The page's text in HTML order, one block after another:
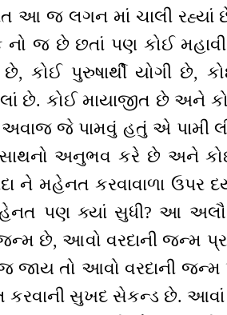
આ જ લગન માં ચાલી
જ છે છતાં પણ કોઈ
કોઈ પુરુષાર્થી યોગી છે,
છે. કોઈ માયાજીત છે અને
જે પામવું હતું એ પામી
અનુભવ કરે છે અને કોઈ
ને મહેનત કરવાવાળા ઉપર
પણ ક્યાં સુધી? આ
જન્મ છે, આવો વરદાની જન્મ
જાય તો આવો વરદાની જન્મ
કરવાની સુખદ સેકન્ડ છે.